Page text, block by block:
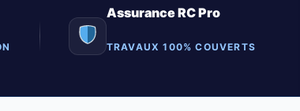
Assurance RC Pro
TRAVAUX 100% COUVERTS